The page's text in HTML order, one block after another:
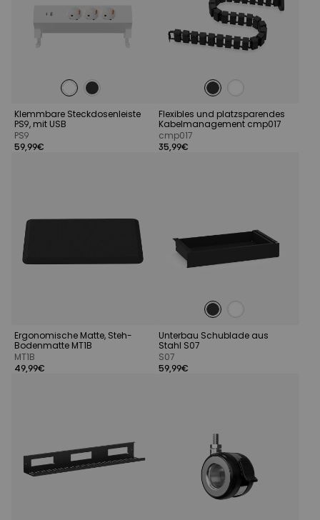
Klemmbare Steckdosenleiste
PS9, mit USB
PS9
59,99€
Flexibles und platzsparendes
Kabelmanagement cmp017
cmp017
35,99€
Ergonomische Matte, Steh-
Bodenmatte MT1B
MT1B
49,99€
Unterbau Schublade aus
Stahl S07
S07
59,99€